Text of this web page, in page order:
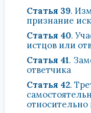
Статья 39.
признание
Статья 40.
истцов или
Статья 41.
ответчика
Статья 42.